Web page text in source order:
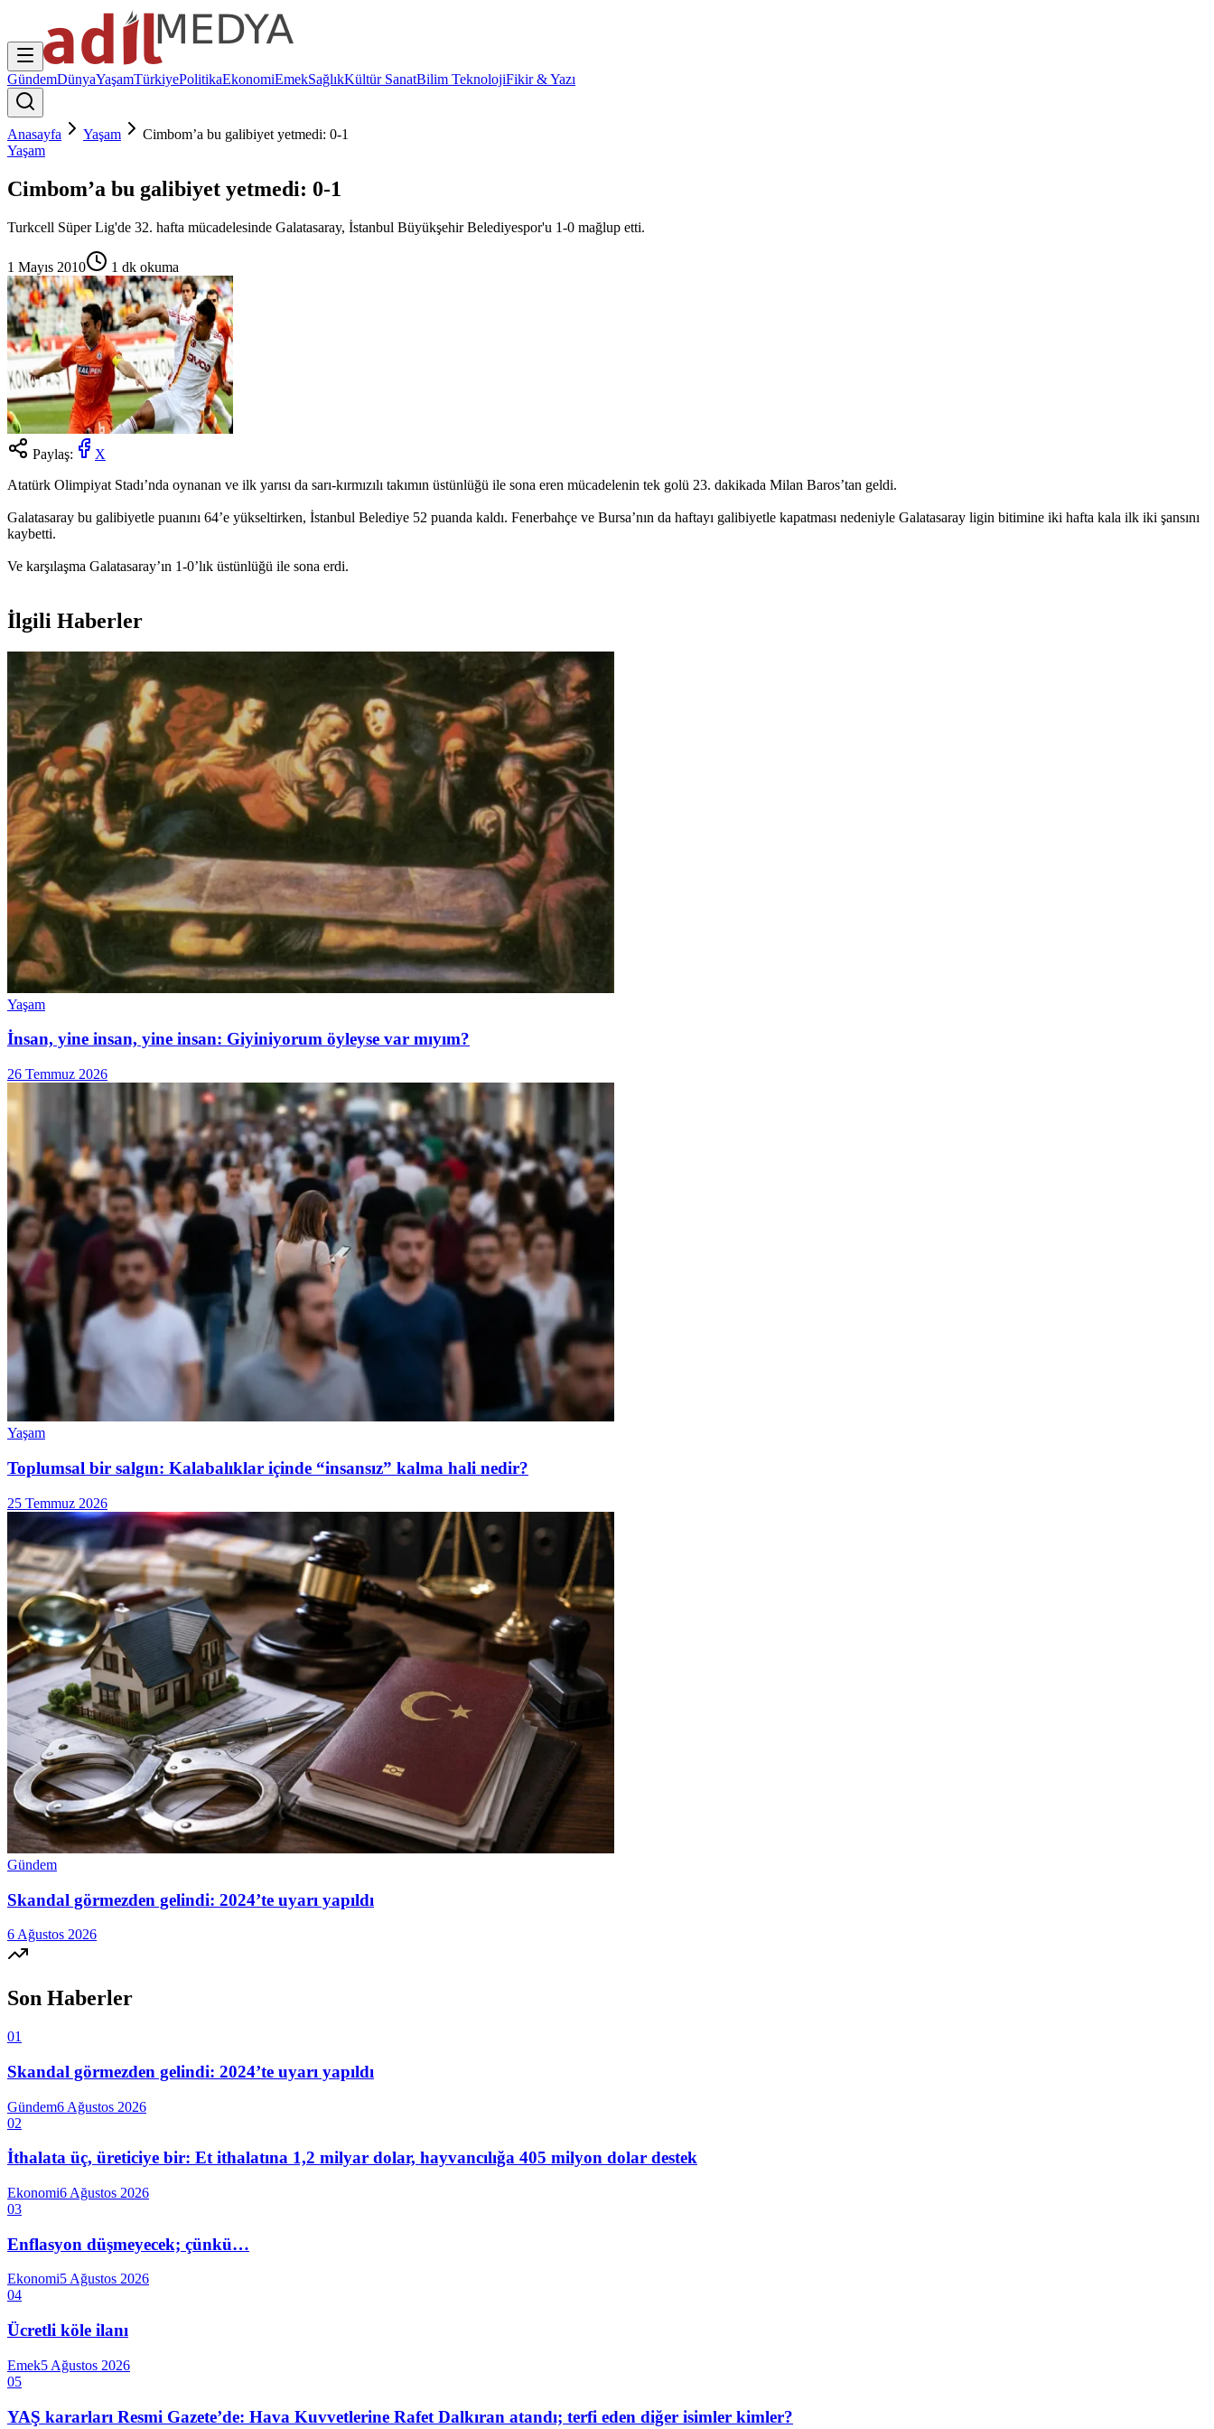
GündemDünyaYaşamTürkiyePolitikaEkonomiEmekSağlıkKültür SanatBilim TeknolojiFikir & Yazı
Anasayfa Yaşam
Cimbom’a bu galibiyet yetmedi: 0-1
Yaşam
Cimbom’a bu galibiyet yetmedi: 0-1
Turkcell Süper Lig'de 32. hafta mücadelesinde Galatasaray, İstanbul Büyükşehir Belediyespor'u 1-0 mağlup etti.
1 Mayıs 2010 1 dk okuma
Paylaş:
X
Atatürk Olimpiyat Stadı’nda oynanan ve ilk yarısı da sarı-kırmızılı takımın üstünlüğü ile sona eren mücadelenin tek golü 23. dakikada Milan Baros’tan geldi.
Galatasaray bu galibiyetle puanını 64’e yükseltirken, İstanbul Belediye 52 puanda kaldı. Fenerbahçe ve Bursa’nın da haftayı galibiyetle kapatması nedeniyle Galatasaray ligin bitimine iki hafta kala ilk iki şansını
kaybetti.
Ve karşılaşma Galatasaray’ın 1-0’lık üstünlüğü ile sona erdi.
İlgili Haberler
Yaşam
İnsan, yine insan, yine insan: Giyiniyorum öyleyse var mıyım?
26 Temmuz 2026
Yaşam
Toplumsal bir salgın: Kalabalıklar içinde “insansız” kalma hali nedir?
25 Temmuz 2026
Gündem
Skandal görmezden gelindi: 2024’te uyarı yapıldı
6 Ağustos 2026
Son Haberler
01
Skandal görmezden gelindi: 2024’te uyarı yapıldı
Gündem6 Ağustos 2026
02
İthalata üç, üreticiye bir: Et ithalatına 1,2 milyar dolar, hayvancılığa 405 milyon dolar destek
Ekonomi6 Ağustos 2026
03
Enflasyon düşmeyecek; çünkü…
Ekonomi5 Ağustos 2026
04
Ücretli köle ilanı
Emek5 Ağustos 2026
05
YAŞ kararları Resmi Gazete’de: Hava Kuvvetlerine Rafet Dalkıran atandı; terfi eden diğer isimler kimler?